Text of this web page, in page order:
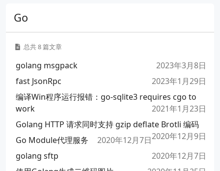
Go
总共 8 篇文章
golang msgpack
2023年3月8日
fast JsonRpc
2023年1月29日
编译Win程序运行报错：go-sqlite3 requires cgo to
work
2021年1月23日
Golang HTTP 请求同时支持 gzip deflate Brotli 编码
2020年12月9日
Go Module代理服务
2020年12月7日
golang sftp
2020年12月7日